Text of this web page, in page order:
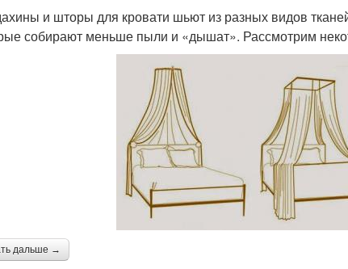
и шторы для кровати шьют из разных видов
собирают меньше пыли и «дышат». Рассмотрим
дальше →